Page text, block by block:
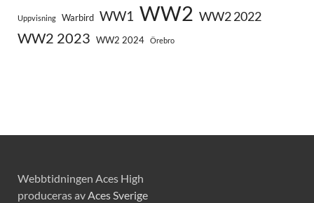
Uppvisning Warbird WW1 WW2 WW2 2022
WW2 2023 WW2 2024 Örebro
Webbtidningen Aces High
produceras avAces Sverige